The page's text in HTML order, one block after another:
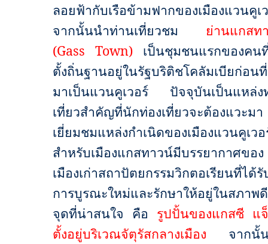
ลอยฟ้ากับเรือข้ามฟากของเมืองแวนคูเ
จากนั้นนำท่านเที่ยวชม ย่านแกสท
(Gass Town)
เป็นชุมชนแรกของคน
ตั้งถิ่นฐานอยู่ในรัฐบริติชโคลัมเบียก่อน
มาเป็นแวนคูเวอร์ ปัจจุบันเป็นแหล่ง
เที่ยวสำคัญที่นักท่องเที่ยวจะต้องแวะมา
เยี่ยมชมแหล่งกำเนิดของเมืองแวนคูเวอ
สำหรับเมืองแกสทาวน์มีบรรยากาศของ
เมืองเก่าสถาปัตยกรรมวิกตอเรียนที่ได้รั
การบูรณะใหม่และรักษาให้อยู่ในสภาพดี
จุดที่น่าสนใจ คือ รูปปั้นของแกสซี แ
ตั้งอยู่บริเวณจัตุรัสกลางเมือง จากนั้